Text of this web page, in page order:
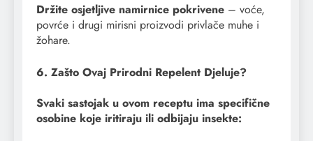
Držite osjetljive namirnice pokrivene – voće,
povrće i drugi mirisni proizvodi privlače muhe i
žohare.
6. Zašto Ovaj Prirodni Repelent Djeluje?
Svaki sastojak u ovom receptu ima specifične
osobine koje iritiraju ili odbijaju insekte: